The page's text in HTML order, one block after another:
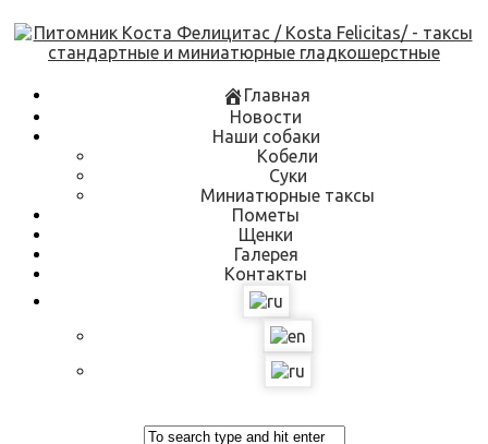
Skip
to
content
Главная
Новости
Наши собаки
Кобели
Суки
Миниатюрные таксы
Пометы
Щенки
Галерея
Контакты